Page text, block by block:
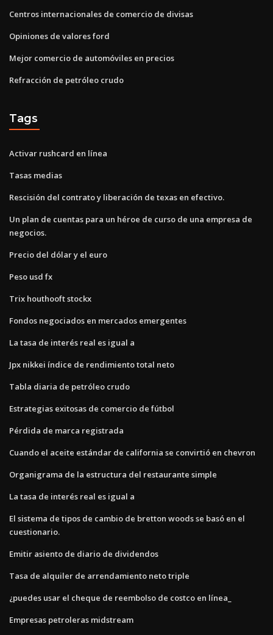
Centros internacionales de comercio de divisas
Opiniones de valores ford
Mejor comercio de automóviles en precios
Refracción de petróleo crudo
Tags
Activar rushcard en línea
Tasas medias
Rescisión del contrato y liberación de texas en efectivo.
Un plan de cuentas para un héroe de curso de una empresa de
negocios.
Precio del dólar y el euro
Peso usd fx
Trix houthooft stockx
Fondos negociados en mercados emergentes
La tasa de interés real es igual a
Jpx nikkei índice de rendimiento total neto
Tabla diaria de petróleo crudo
Estrategias exitosas de comercio de fútbol
Pérdida de marca registrada
Cuando el aceite estándar de california se convirtió en chevron
Organigrama de la estructura del restaurante simple
La tasa de interés real es igual a
El sistema de tipos de cambio de bretton woods se basó en el
cuestionario.
Emitir asiento de diario de dividendos
Tasa de alquiler de arrendamiento neto triple
¿puedes usar el cheque de reembolso de costco en línea_
Empresas petroleras midstream